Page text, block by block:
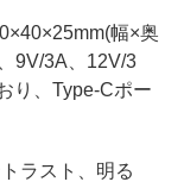
幅×奥
9V/3A、12V/3
り、Type-Cポー
ラスト、明る